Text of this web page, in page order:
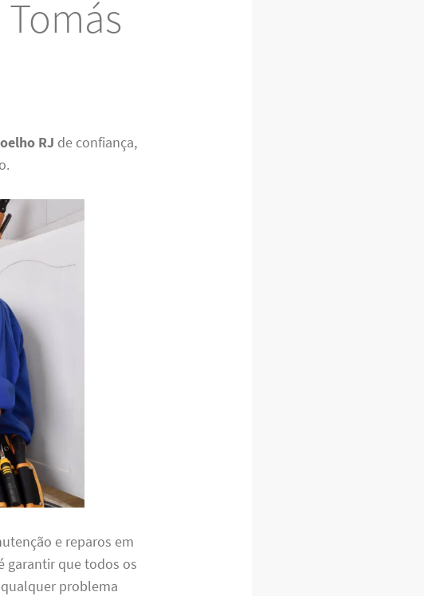
RJ de confiança,
e reparos em
garantir que todos os
problema